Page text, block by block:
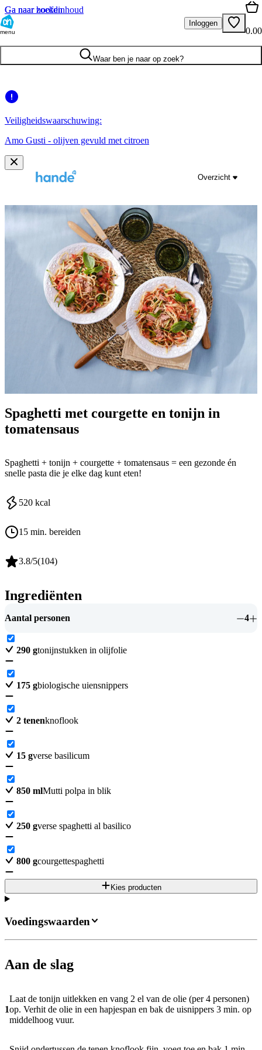
Ga naar hoofdinhoud
Ga naar zoeken
menu
Inloggen
0.00
Waar ben je naar op zoek?
Veiligheidswaarschuwing:
Amo Gusti - olijven gevuld met citroen
Overzicht
Spaghetti met courgette en tonijn in
tomatensaus
Spaghetti + tonijn + courgette + tomatensaus = een gezonde én
snelle pasta die je elke dag kunt eten!
520 kcal
15 min. bereiden
3.8/5(104)
Ingrediënten
Aantal personen 4
290 gtonijnstukken in olijfolie
175 gbiologische uiensnippers
2 tenenknoflook
15 gverse basilicum
850 mlMutti polpa in blik
250 gverse spaghetti al basilico
800 gcourgettespaghetti
Kies producten
Aan de slag
1
Laat de tonijn uitlekken en vang 2 el van de olie (per 4 personen)
op. Verhit de olie in een hapjespan en bak de uisnippers 3 min. op
middelhoog vuur.
Voedingswaarden